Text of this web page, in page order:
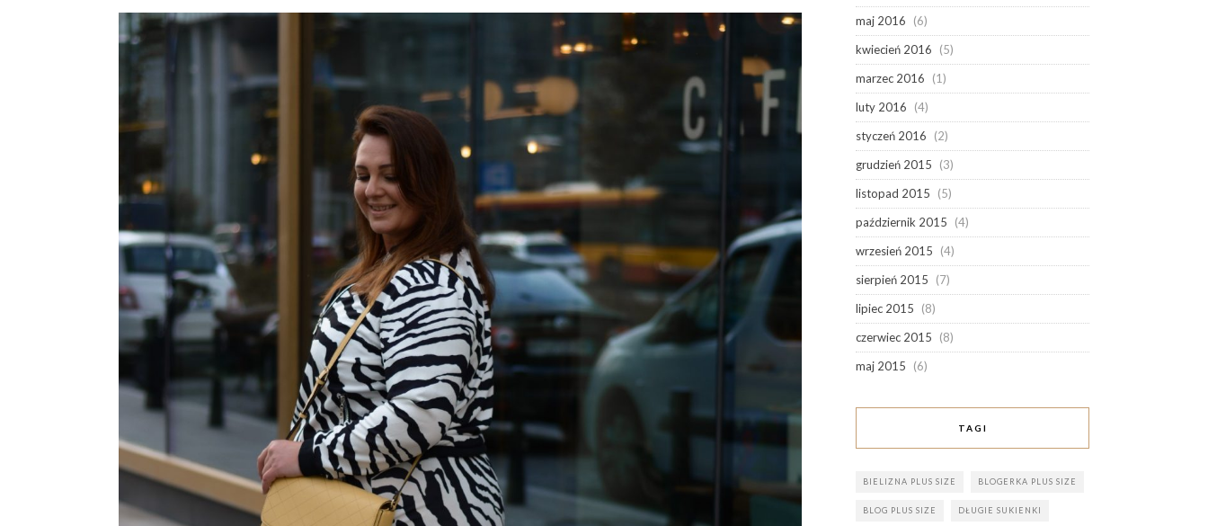
maj 2016
(6)
kwiecień 2016
(5)
marzec 2016
(1)
luty 2016
(4)
styczeń 2016
(2)
grudzień 2015
(3)
listopad 2015
(5)
październik 2015
(4)
wrzesień 2015
(4)
sierpień 2015
(7)
lipiec 2015
(8)
czerwiec 2015
(8)
maj 2015
(6)
TAGI
BIELIZNA PLUS SIZE BLOGERKA PLUS SIZE
BLOG PLUS SIZE DŁUGIE SUKIENKI